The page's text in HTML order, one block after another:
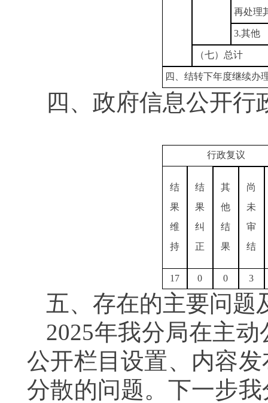
再处理
3.其他
（七）总计
四、结转下年度继续办
四、政府信息公开行
行政复议
结
果
维
持
结
果
纠
正
其
他
结
果
尚
未
审
结
17 0 0 3
五、存在的主要问题
2025年我分局在主
公开栏目设置、内容
分散的问题。下一步